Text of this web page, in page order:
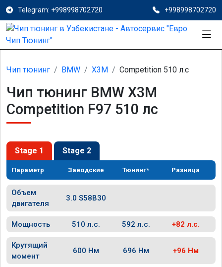
Telegram: +998998702720 +998998702720
Чип тюнинг BMW X3M Competition 510 л.с
Чип тюнинг BMW X3M
Competition F97 510 лс
Stage 1 Stage 2
Параметр Заводские Тюнинг* Разница
Объем
двигателя
3.0 S58B30
Мощность 510 л.с. 592 л.с. +82 л.с.
Крутящий
момент
600 Нм 696 Нм +96 Нм